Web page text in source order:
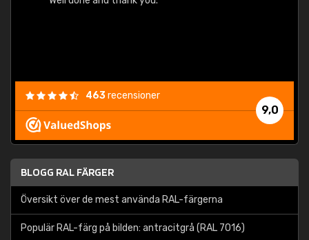
9,0
463recensioner
BLOGG RAL FÄRGER
Översikt över de mest använda RAL-färgerna
Populär RAL-färg på bilden: antracitgrå (RAL 7016)